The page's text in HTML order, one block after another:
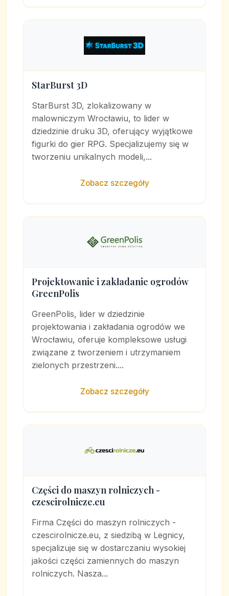
StarBurst 3D
StarBurst 3D, zlokalizowany w
malowniczym Wrocławiu, to lider w
dziedzinie druku 3D, oferujący wyjątkowe
figurki do gier RPG. Specjalizujemy się w
tworzeniu unikalnych modeli,...
Zobacz szczegóły
Projektowanie i zakładanie ogrodów
GreenPolis
GreenPolis, lider w dziedzinie
projektowania i zakładania ogrodów we
Wrocławiu, oferuje kompleksowe usługi
związane z tworzeniem i utrzymaniem
zielonych przestrzeni....
Zobacz szczegóły
Części do maszyn rolniczych -
czescirolnicze.eu
Firma Części do maszyn rolniczych -
czescirolnicze.eu, z siedzibą w Legnicy,
specjalizuje się w dostarczaniu wysokiej
jakości części zamiennych do maszyn
rolniczych. Nasza...